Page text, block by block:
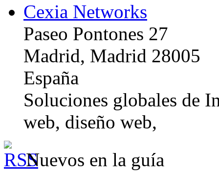
Cexia Networks
Paseo Pontones 27
Madrid, Madrid 28005
España
Soluciones globales de
web, diseño web,
Nuevos en la guía